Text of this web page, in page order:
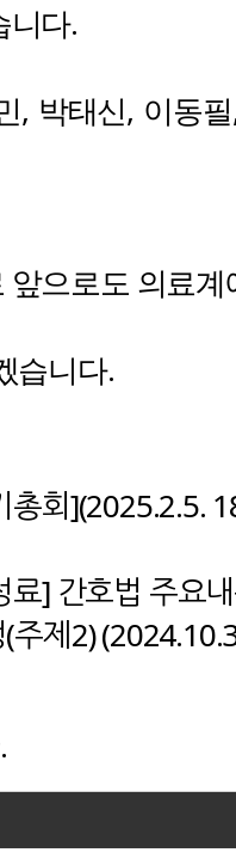
니다.
, 박태신, 이동필
으로도 의료계
습니다.
회](2025.2.5.
] 간호법 주요
주제2)